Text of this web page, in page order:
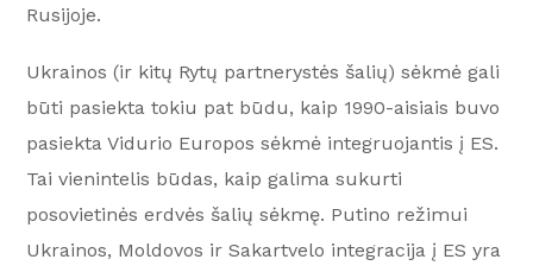
Rusijoje.
Ukrainos (ir kitų Rytų partnerystės šalių) sėkmė gali
būti pasiekta tokiu pat būdu, kaip 1990-aisiais buvo
pasiekta Vidurio Europos sėkmė integruojantis į ES.
Tai vienintelis būdas, kaip galima sukurti
posovietinės erdvės šalių sėkmę. Putino režimui
Ukrainos, Moldovos ir Sakartvelo integracija į ES yra